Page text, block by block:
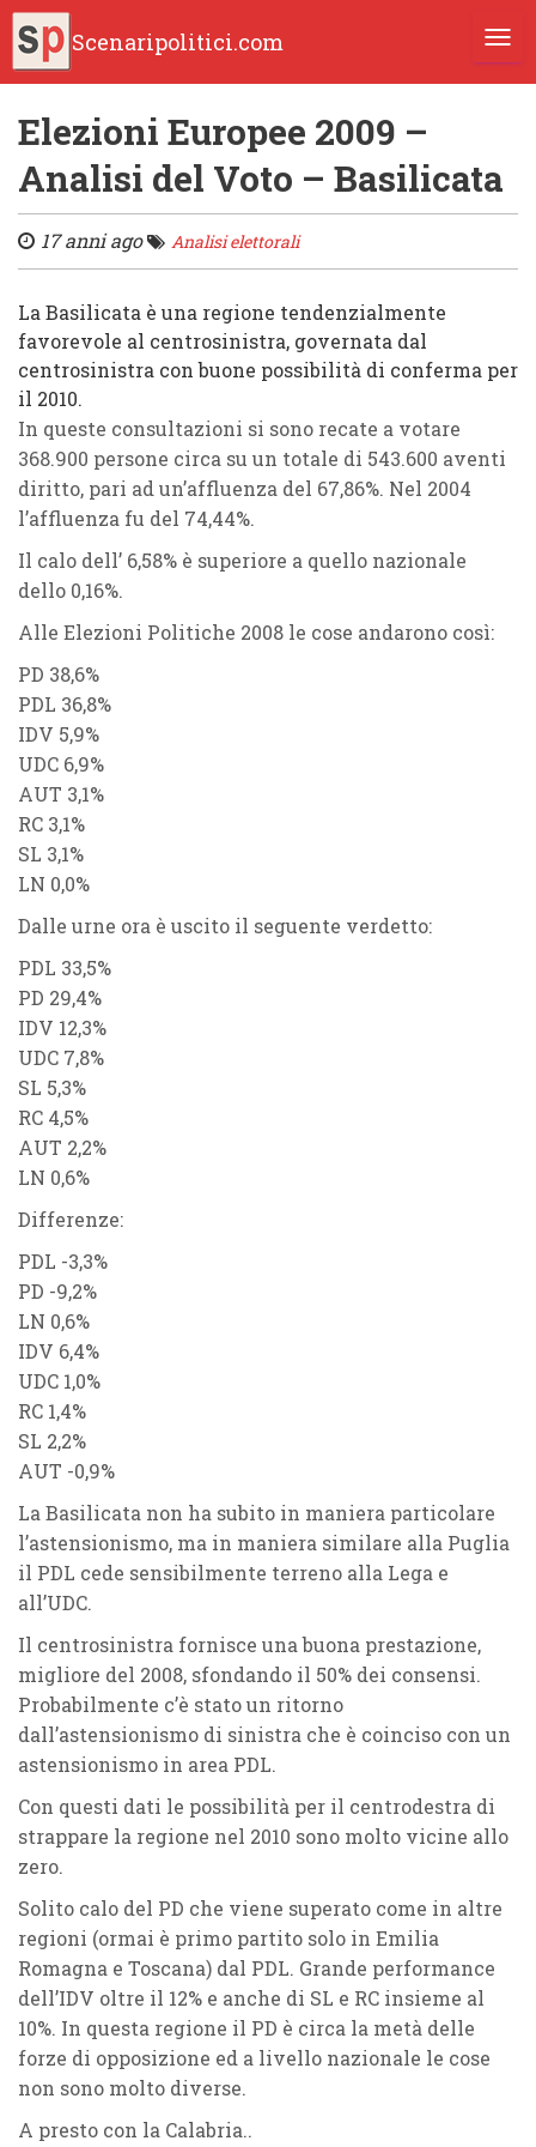
Scenaripolitici.com
Elezioni Europee 2009 –
Analisi del Voto – Basilicata
17 anni ago Analisi elettorali
La Basilicata è una regione tendenzialmente
favorevole al centrosinistra, governata dal
centrosinistra con buone possibilità di conferma per
il 2010.
In queste consultazioni si sono recate a votare
368.900 persone circa su un totale di 543.600 aventi
diritto, pari ad un’affluenza del 67,86%. Nel 2004
l’affluenza fu del 74,44%.
Il calo dell’ 6,58% è superiore a quello nazionale
dello 0,16%.
Alle Elezioni Politiche 2008 le cose andarono così:
PD 38,6%
PDL 36,8%
IDV 5,9%
UDC 6,9%
AUT 3,1%
RC 3,1%
SL 3,1%
LN 0,0%
Dalle urne ora è uscito il seguente verdetto:
PDL 33,5%
PD 29,4%
IDV 12,3%
UDC 7,8%
SL 5,3%
RC 4,5%
AUT 2,2%
LN 0,6%
Differenze:
PDL -3,3%
PD -9,2%
LN 0,6%
IDV 6,4%
UDC 1,0%
RC 1,4%
SL 2,2%
AUT -0,9%
La Basilicata non ha subito in maniera particolare
l’astensionismo, ma in maniera similare alla Puglia
il PDL cede sensibilmente terreno alla Lega e
all’UDC.
Il centrosinistra fornisce una buona prestazione,
migliore del 2008, sfondando il 50% dei consensi.
Probabilmente c’è stato un ritorno
dall’astensionismo di sinistra che è coinciso con un
astensionismo in area PDL.
Con questi dati le possibilità per il centrodestra di
strappare la regione nel 2010 sono molto vicine allo
zero.
Solito calo del PD che viene superato come in altre
regioni (ormai è primo partito solo in Emilia
Romagna e Toscana) dal PDL. Grande performance
dell’IDV oltre il 12% e anche di SL e RC insieme al
10%. In questa regione il PD è circa la metà delle
forze di opposizione ed a livello nazionale le cose
non sono molto diverse.
A presto con la Calabria..